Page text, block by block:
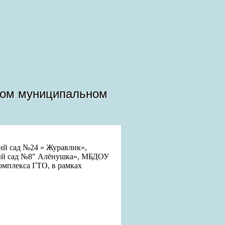
муниципальном
сад №24 » Журавлик»,
сад №8″ Алёнушка», МБДОУ
ГТО, в рамках